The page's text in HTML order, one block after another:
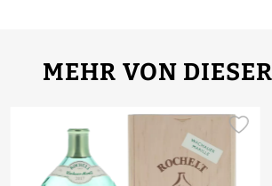
MEHR VON